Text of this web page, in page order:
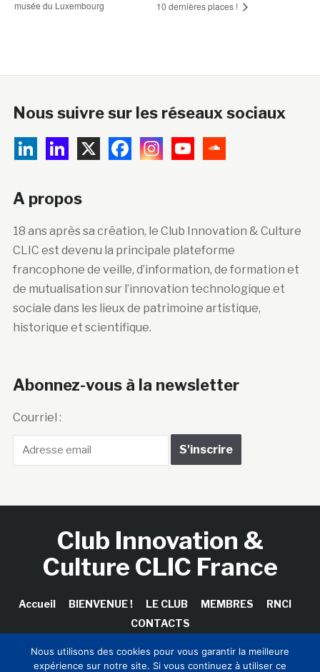
musée du Luxembourg
10 dernières places !
Nous suivre sur les réseaux sociaux
A propos
18 ans après sa création, le Club Innovation & Culture
CLIC est devenu la principale plateforme
francophone de veille, d’information, de formation et
de mutualisation sur l’innovation technologique et
sociale dans les lieux de patrimoine artistique,
historique et scientifique.
Abonnez-vous à la newsletter
Courriel :
Club Innovation &
Culture CLIC France
Accueil BIENVENUE ! LE CLUB MEMBRES
RNCI
CONTACTS
Nous utilisons des cookies pour vous garantir la meilleure
expérience sur notre site. Si vous continuez à utiliser ce